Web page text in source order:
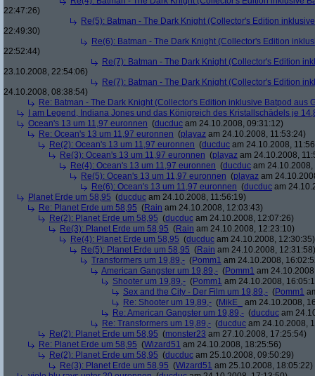
22:47:26)
Re(5): Batman - The Dark Knight (Collector's Edition
22:49:30)
Re(6): Batman - The Dark Knight (Collector's Edition
22:52:44)
Re(7): Batman - The Dark Knight (Collector's Edition
23.10.2008, 22:54:06)
Re(7): Batman - The Dark Knight (Collector's Edition
24.10.2008, 08:38:54)
Re: Batman - The Dark Knight (Collector's Edition inklusive Batpod aus
I am Legend, Indiana Jones und das Königreich des Kristallschädels je
Ocean's 13 um 11,97 euronnen (ducduc am 24.10.2008, 09:31:12)
Re: Ocean's 13 um 11,97 euronnen (playaz am 24.10.2008, 11:53:24)
Re(2): Ocean's 13 um 11,97 euronnen (ducduc am 24.10.2008,
Re(3): Ocean's 13 um 11,97 euronnen (playaz am 24.10.2008,
Re(4): Ocean's 13 um 11,97 euronnen (ducduc am
Re(5): Ocean's 13 um 11,97 euronnen (playaz am
Re(6): Ocean's 13 um 11,97 euronnen (ducduc am
Planet Erde um 58,95 (ducduc am 24.10.2008, 11:56:19)
Re: Planet Erde um 58,95 (Rain am 24.10.2008, 12:03:43)
Re(2): Planet Erde um 58,95 (ducduc am 24.10.2008, 12:07:26)
Re(3): Planet Erde um 58,95 (Rain am 24.10.2008, 12:23:10)
Re(4): Planet Erde um 58,95 (ducduc am 24.10.2008, 12:30:35)
Re(5): Planet Erde um 58,95 (Rain am 24.10.2008, 12:31:58)
Transformers um 19,89,- (Pomm1 am 24.10.2008,
American Gangster um 19,89,- (Pomm1 am
Shooter um 19,89,- (Pomm1 am 24.10.2008,
Sex and the City - Der Film um 19,89,- (Pomm1
Re: Shooter um 19,89,- (MikE_
am 24.10.2008,
Re: American Gangster um 19,89,- (ducduc am
Re: Transformers um 19,89,- (ducduc am 24.10.2008,
Re(2): Planet Erde um 58,95 (monster23 am 27.10.2008, 17:25:54)
Re: Planet Erde um 58,95 (Wizard51 am 24.10.2008, 18:25:56)
Re(2): Planet Erde um 58,95 (ducduc am 25.10.2008, 09:50:29)
Re(3): Planet Erde um 58,95 (Wizard51 am 25.10.2008, 18:05:22)